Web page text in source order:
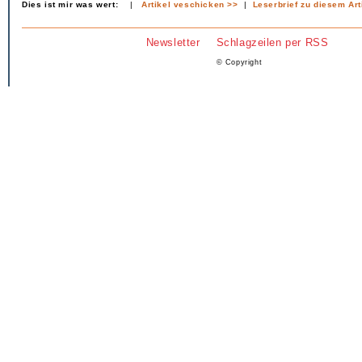
Dies ist mir was wert: |Artikel veschicken >> | Leserbrief zu diesem
Newsletter Schlagzeilen per RSS
© Copyright